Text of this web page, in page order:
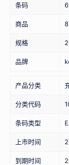
条码
商品
规格
品牌
产品分类
分类代码
条码类型
上市时间
到期时间